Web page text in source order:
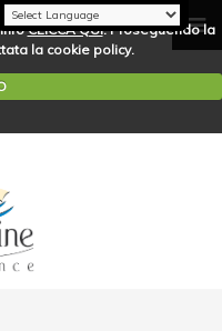
infoCLICCA QUI. Proseguendo la
la cookie policy.